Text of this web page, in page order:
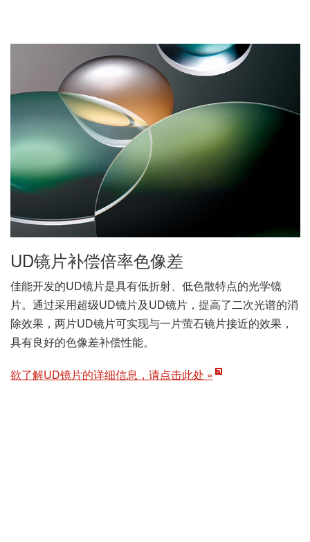
UD镜片补偿倍率色像差
佳能开发的UD镜片是具有低折射、低色散特点的光学镜
片。通过采用超级UD镜片及UD镜片，提高了二次光谱的消
除效果，两片UD镜片可实现与一片萤石镜片接近的效果，
具有良好的色像差补偿性能。
欲了解UD镜片的详细信息，请点击此处 »